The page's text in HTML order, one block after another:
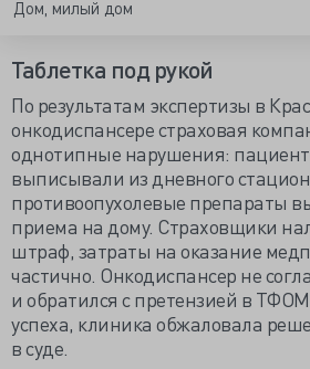
Дом, милый дом
Таблетка под рукой
По результатам экспертизы в
онкодиспансере страховая
однотипные нарушения:
выписывали из дневного
противоопухолевые препараты
приема на дому. Страховщики
штраф, затраты на оказание
частично. Онкодиспансер не
и обратился с претензией в
успеха, клиника обжаловала
в суде.